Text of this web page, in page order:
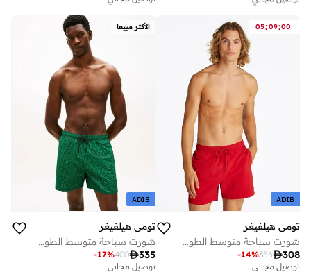
05:09:00
ADIB
تومي هيلفيغر
شورت سباحة متوسط الطول بتطريز علم
308
356
-14%
توصيل مجاني
الأكثر مبيعا
ADIB
تومي هيلفيغر
شورت سباحة متوسط الطول بطبعة
335
400
-17%
توصيل مجاني